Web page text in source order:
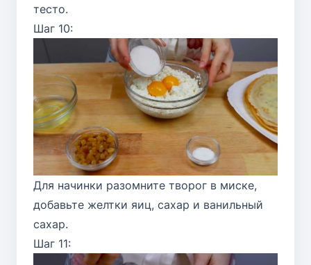
тесто.
Шаг 10:
Для начинки разомните творог в миске,
добавьте желтки яиц, сахар и ванильный
сахар.
Шаг 11: